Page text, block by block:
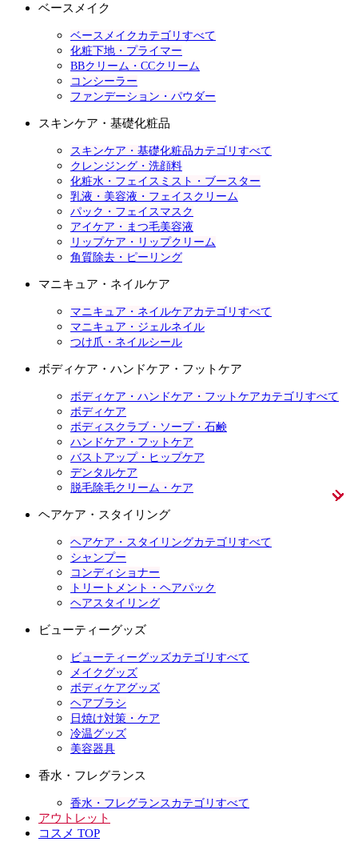
ベースメイク
ベースメイクカテゴリすべて
化粧下地・プライマー
BBクリーム・CCクリーム
コンシーラー
ファンデーション・パウダー
スキンケア・基礎化粧品
スキンケア・基礎化粧品カテゴリすべて
クレンジング・洗顔料
化粧水・フェイスミスト・ブースター
乳液・美容液・フェイスクリーム
パック・フェイスマスク
アイケア・まつ毛美容液
リップケア・リップクリーム
角質除去・ピーリング
マニキュア・ネイルケア
マニキュア・ネイルケアカテゴリすべて
マニキュア・ジェルネイル
つけ爪・ネイルシール
ボディケア・ハンドケア・フットケア
ボディケア・ハンドケア・フットケアカテゴリすべて
ボディケア
ボディスクラブ・ソープ・石鹸
ハンドケア・フットケア
バストアップ・ヒップケア
デンタルケア
脱毛除毛クリーム・ケア
ヘアケア・スタイリング
ヘアケア・スタイリングカテゴリすべて
シャンプー
コンディショナー
トリートメント・ヘアパック
ヘアスタイリング
ビューティーグッズ
ビューティーグッズカテゴリすべて
メイクグッズ
ボディケアグッズ
ヘアブラシ
日焼け対策・ケア
冷温グッズ
美容器具
香水・フレグランス
香水・フレグランスカテゴリすべて
アウトレット
コスメ TOP